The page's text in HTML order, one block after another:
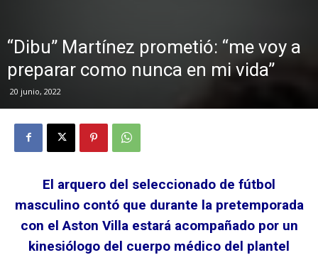
“Dibu” Martínez prometió: “me voy a
preparar como nunca en mi vida”
20 junio, 2022
El arquero del seleccionado de fútbol
masculino contó que durante la pretemporada
con el Aston Villa estará acompañado por un
kinesiólogo del cuerpo médico del plantel